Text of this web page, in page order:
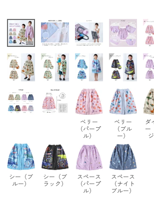
ベリー
（パープ
ル）
ベリー
（ブル
ー）
ダ
ー
シー（ブ
ルー）
シー（ブ
ラック）
スペース
（パープ
ル）
スペース
（ナイト
ブルー）